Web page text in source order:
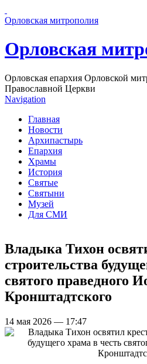
Орловская митрополия
Орловская
Орловская епархия Орловской
Православной Церкви
Navigation
Главная
Новости
Архипастырь
Епархия
Храмы
История
Святые
Святыни
Музей
Для СМИ
Владыка Тихон
строительства
святого праведного
Кронштадтского
14 мая 2026 — 17:47